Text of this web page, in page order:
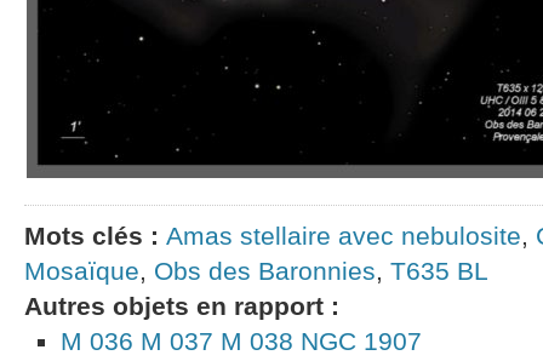
Mots clés : Amas stellaire avec nebulosite,
Mosaïque, Obs des Baronnies, T635 BL
Autres objets en rapport :
M 036 M 037 M 038 NGC 1907